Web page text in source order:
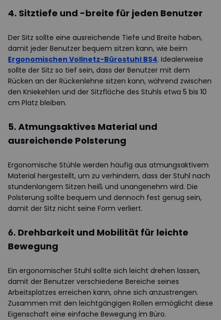
4. Sitztiefe und -breite für jeden Benutzer
Der Sitz sollte eine ausreichende Tiefe und Breite haben,
damit jeder Benutzer bequem sitzen kann, wie beim
Ergonomischen Vollnetz-Bürostuhl BS4. Idealerweise
sollte der Sitz so tief sein, dass der Benutzer mit dem
Rücken an der Rückenlehne sitzen kann, während zwischen
den Kniekehlen und der Sitzfläche des Stuhls etwa 5 bis 10
cm Platz bleiben.
5. Atmungsaktives Material und
ausreichende Polsterung
Ergonomische Stühle werden häufig aus atmungsaktivem
Material hergestellt, um zu verhindern, dass der Stuhl nach
stundenlangem Sitzen heiß und unangenehm wird. Die
Polsterung sollte bequem und dennoch fest genug sein,
damit der Sitz nicht seine Form verliert.
6. Drehbarkeit und Mobilität für leichte
Bewegung
Ein ergonomischer Stuhl sollte sich leicht drehen lassen,
damit der Benutzer verschiedene Bereiche seines
Arbeitsplatzes erreichen kann, ohne sich anzustrengen.
Zusammen mit den leichtgängigen Rollen ermöglicht diese
Eigenschaft eine einfache Bewegung im Büro.